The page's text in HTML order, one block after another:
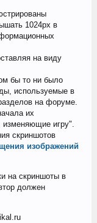
1024рх в
на виду
бы то ни было
используемые в
на форуме.
их
игру".
скриншотов
изображений
на скриншоты в
должен